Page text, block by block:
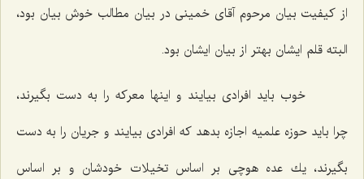
از كیفیت بیان مرحوم آقای خمینی در بیان مطالب خوش بیان بود،
البته قلم ایشان بهتر از بیان ایشان بود.
خوب باید افرادی بیایند و اینها معركه را به دست بگیرند،
چرا باید حوزه علمیه اجازه بدهد كه افرادی بیایند و جریان را به دست
بگیرند، یك عده هوچی بر اساس تخیلات خودشان و بر اساس